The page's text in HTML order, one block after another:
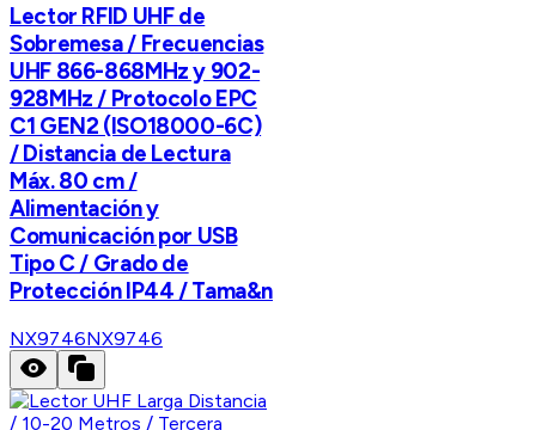
Lector RFID UHF de
Sobremesa / Frecuencias
UHF 866-868MHz y 902-
928MHz / Protocolo EPC
C1 GEN2 (ISO18000-6C)
/ Distancia de Lectura
Máx. 80 cm /
Alimentación y
Comunicación por USB
Tipo C / Grado de
Protección IP44 / Tama&n
NX9746NX9746